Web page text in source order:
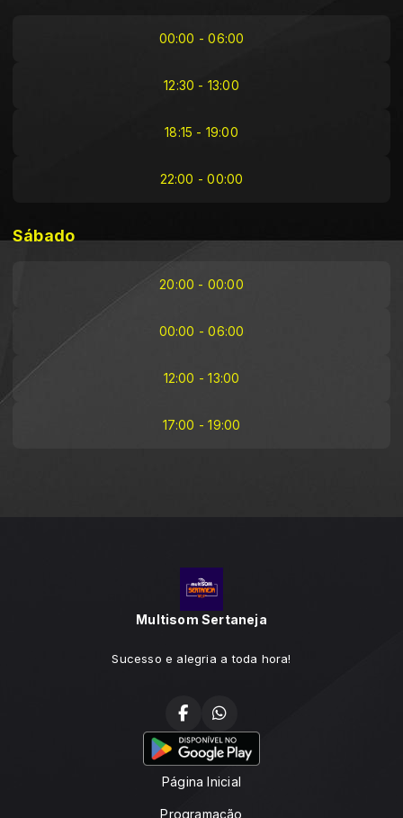
00:00 - 06:00
12:30 - 13:00
18:15 - 19:00
22:00 - 00:00
Sábado
20:00 - 00:00
00:00 - 06:00
12:00 - 13:00
17:00 - 19:00
Multisom Sertaneja
Sucesso e alegria a toda hora!
Página Inicial
Programação